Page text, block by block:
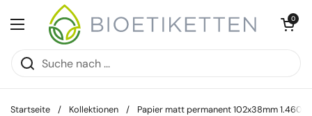
Zum Inhalt springen
Menü öffnen
Warenkorb
0
Startseite / Kollektionen / Papier matt permanent 102x38mm 1.460